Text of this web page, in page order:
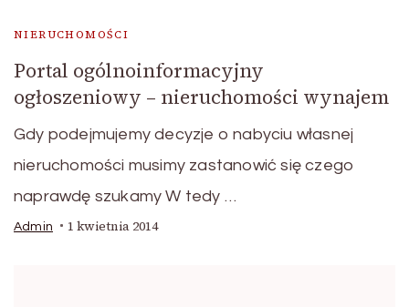
NIERUCHOMOŚCI
Portal ogólnoinformacyjny
ogłoszeniowy – nieruchomości wynajem
Gdy podejmujemy decyzje o nabyciu własnej
nieruchomości musimy zastanowić się czego
naprawdę szukamy W tedy …
Admin 1 kwietnia 2014